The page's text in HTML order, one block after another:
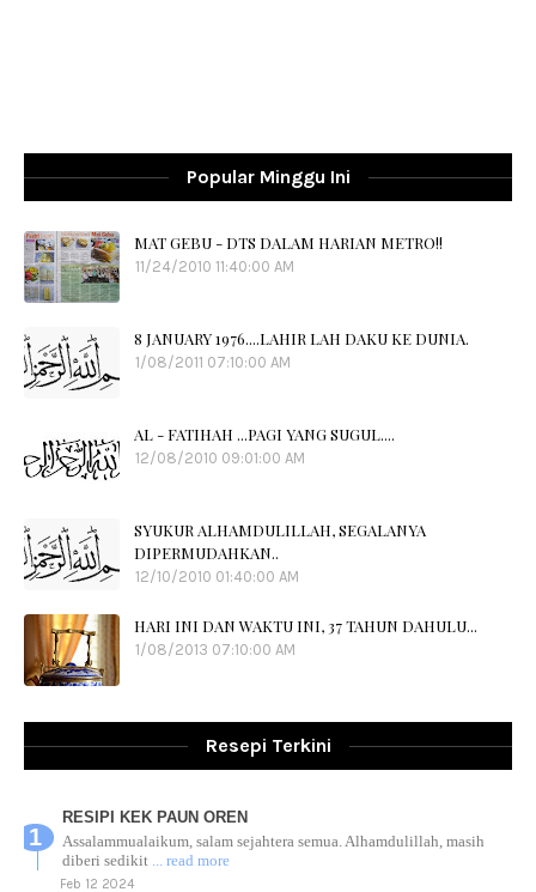
Popular Minggu Ini
MAT GEBU - DTS DALAM HARIAN METRO!!
11/24/2010 11:40:00 AM
8 JANUARY 1976....LAHIR LAH DAKU KE DUNIA.
1/08/2011 07:10:00 AM
AL - FATIHAH ...PAGI YANG SUGUL....
12/08/2010 09:01:00 AM
SYUKUR ALHAMDULILLAH, SEGALANYA
DIPERMUDAHKAN..
12/10/2010 01:40:00 AM
HARI INI DAN WAKTU INI, 37 TAHUN DAHULU...
1/08/2013 07:10:00 AM
Resepi Terkini
RESIPI KEK PAUN OREN
Assalammualaikum, salam sejahtera semua. Alhamdulillah, masih
diberi sedikit ... read more
Feb 12 2024